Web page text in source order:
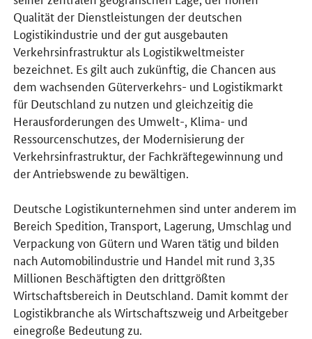
Qualität der Dienstleistungen der deutschen
Logistikindustrie und der gut ausgebauten
Verkehrsinfrastruktur als Logistikweltmeister
bezeichnet. Es gilt auch zukünftig, die Chancen aus
dem wachsenden Güterverkehrs- und Logistikmarkt
für Deutschland zu nutzen und gleichzeitig die
Herausforderungen des Umwelt-, Klima- und
Ressourcenschutzes, der Modernisierung der
Verkehrsinfrastruktur, der Fachkräftegewinnung und
der Antriebswende zu bewältigen.
Deutsche Logistikunternehmen sind unter anderem im
Bereich Spedition, Transport, Lagerung, Umschlag und
Verpackung von Gütern und Waren tätig und bilden
nach Automobilindustrie und Handel mit rund 3,35
Millionen Beschäftigten den drittgrößten
Wirtschaftsbereich in Deutschland. Damit kommt der
Logistikbranche als Wirtschaftszweig und Arbeitgeber
einegroße Bedeutung zu.